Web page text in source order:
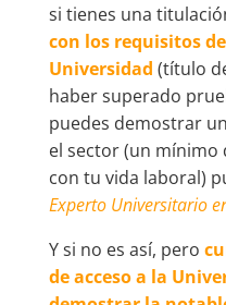
si tienes una
con los requisitos
Universidad (título
haber superado
puedes demostrar
el sector (un mínimo
con tu vida laboral)
Experto Universitario
Y si no es así, pero
de acceso a la